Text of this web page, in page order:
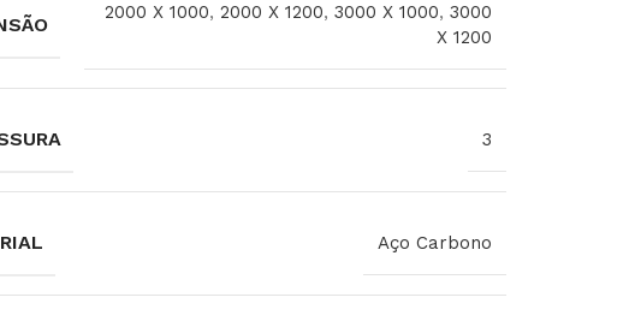
2000 X 1000, 2000 X 1200, 3000 X 1000, 3000
X 1200
3
Aço Carbono